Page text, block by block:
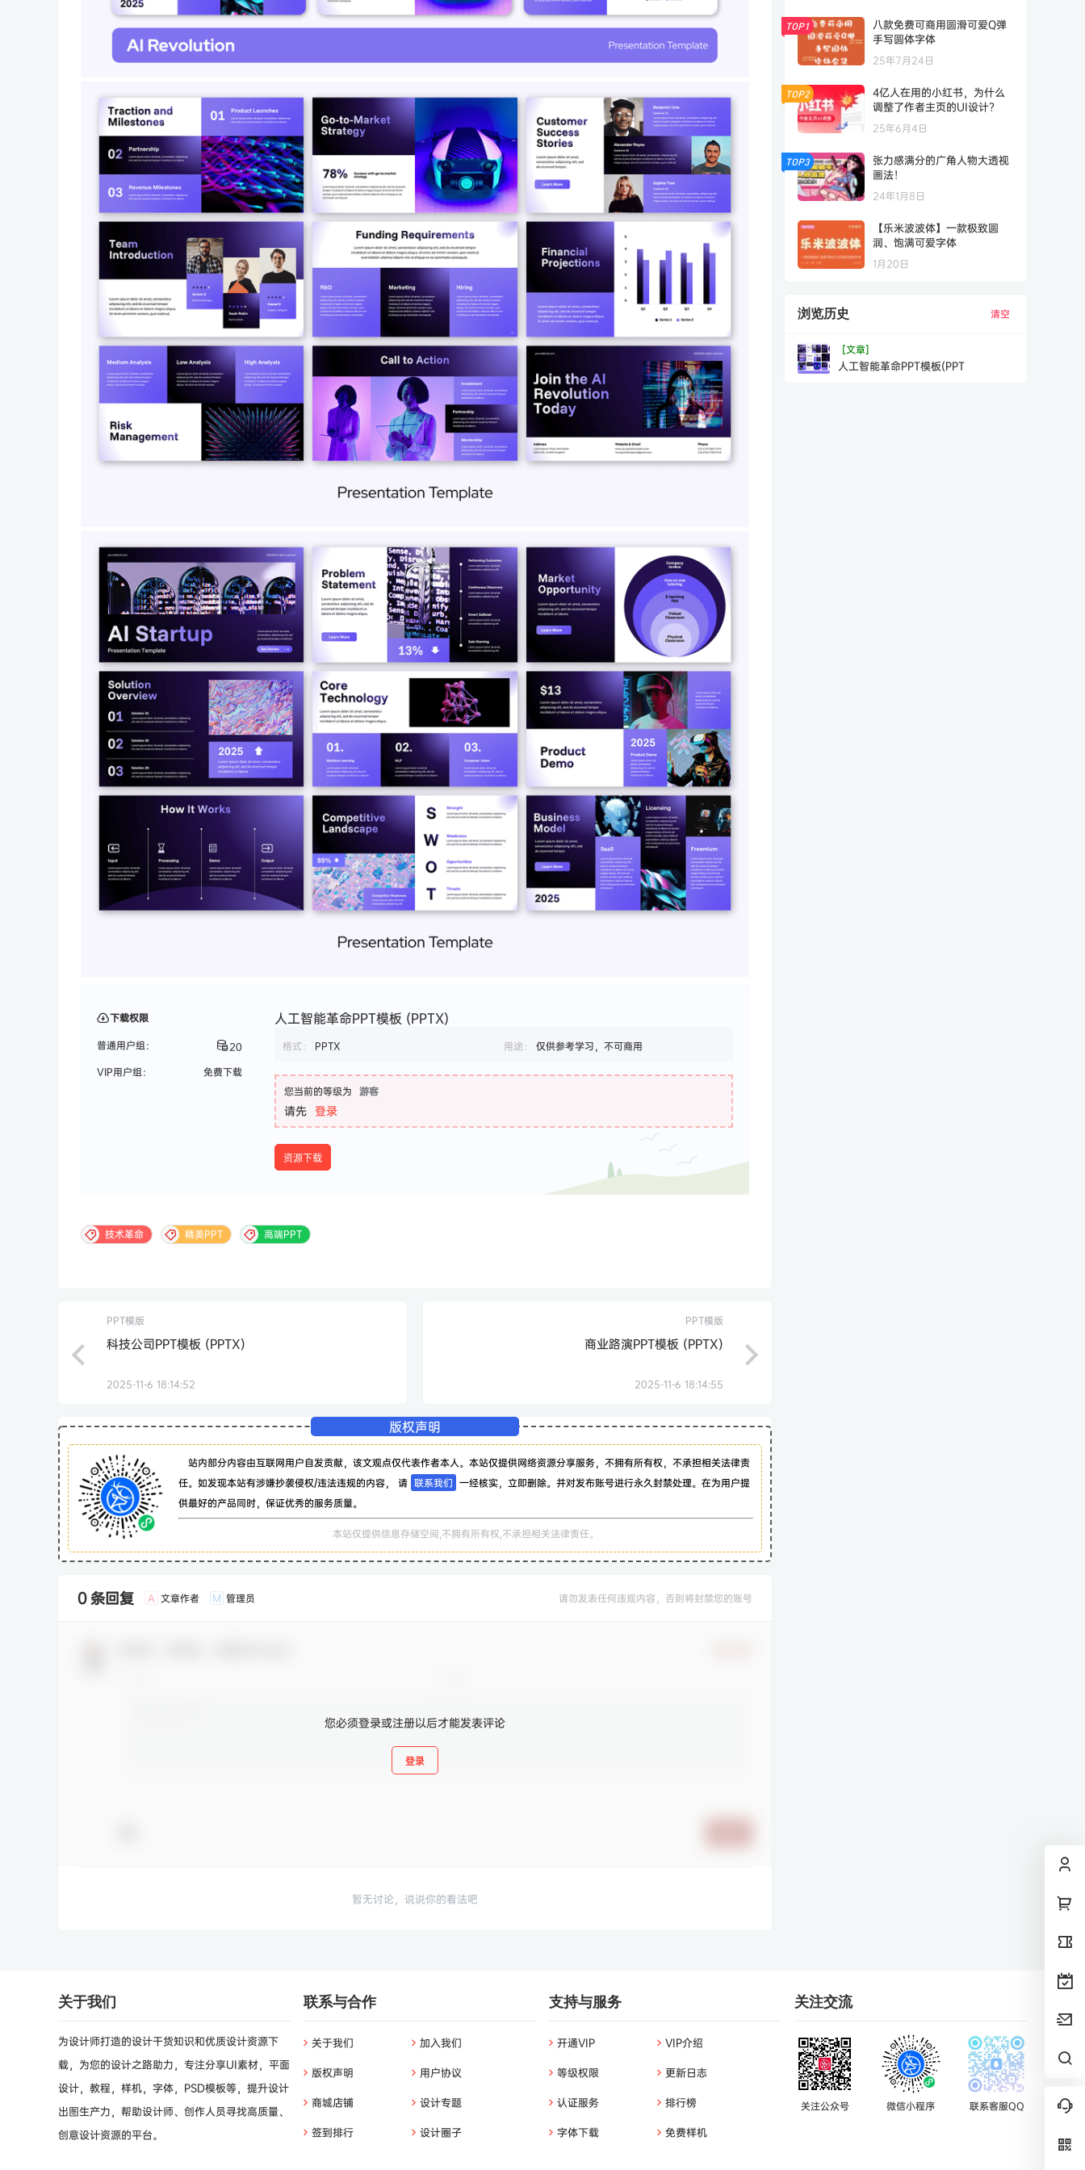
下载权限
普通用户组：
20
VIP用户组：
免费下载
人工智能革命PPT模板 (PPTX)
格式： PPTX 用途： 仅供参考学习，不可商用
您当前的等级为 游客
请先 登录
资源下载
技术革命 精美PPT 高端PPT
PPT模版
科技公司PPT模板 (PPTX)
2025-11-6 18:14:52
PPT模版
商业路演PPT模板 (PPTX)
2025-11-6 18:14:55
版权声明
站内部分内容由互联网用户自发贡献，该文观点仅代表作者本人。本站仅提供网络资源分享服务，不拥有所有权，不承担相关法律责
任。如发现本站有涉嫌抄袭侵权/违法违规的内容， 请 联系我们 一经核实，立即删除。并对发布账号进行永久封禁处理。在为用户提
供最好的产品同时，保证优秀的服务质量。
本站仅提供信息存储空间,不拥有所有权,不承担相关法律责任。
0 条回复 A 文章作者 M 管理员 请勿发表任何违规内容，否则将封禁您的账号
您必须登录或注册以后才能发表评论
登录
暂无讨论，说说你的看法吧
TOP1
八款免费可商用圆滑可爱Q弹
手写圆体字体
25年7月24日
TOP2
4亿人在用的小红书，为什么
调整了作者主页的UI设计？
25年6月4日
TOP3
张力感满分的广角人物大透视
画法！
24年1月8日
【乐米波波体】一款极致圆
润、饱满可爱字体
1月20日
浏览历史 清空
[文章]
人工智能革命PPT模板(PPT
关于我们
为设计师打造的设计干货知识和优质设计资源下
载，为您的设计之路助力，专注分享UI素材，平面
设计，教程，样机，字体，PSD模板等，提升设计
出图生产力，帮助设计师、创作人员寻找高质量、
创意设计资源的平台。
联系与合作
关于我们 加入我们
版权声明 用户协议
商城店铺 设计专题
签到排行 设计圈子
支持与服务
开通VIP VIP介绍
等级权限 更新日志
认证服务 排行榜
字体下载 免费样机
关注交流
关注公众号 微信小程序 联系客服QQ